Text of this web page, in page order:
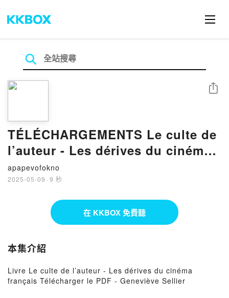
TÉLÉCHARGEMENTS Le culte de
l’auteur - Les dérives du cinéma
français
apapevofokno
2025-05-09 · 9 秒
分享
在 KKBOX 免費聽
本集介紹
Livre Le culte de l’auteur - Les dérives du cinéma
français Télécharger le PDF - Geneviève Sellier